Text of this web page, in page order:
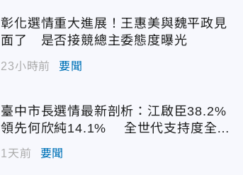
彰化選情重大進展！王惠美與魏平政見
面了 是否接競總主委態度曝光
23小時前 要聞
臺中市長選情最新剖析：江啟臣38.2%
領先何欣純14.1% 全世代支持度全面
居首
1天前 要聞